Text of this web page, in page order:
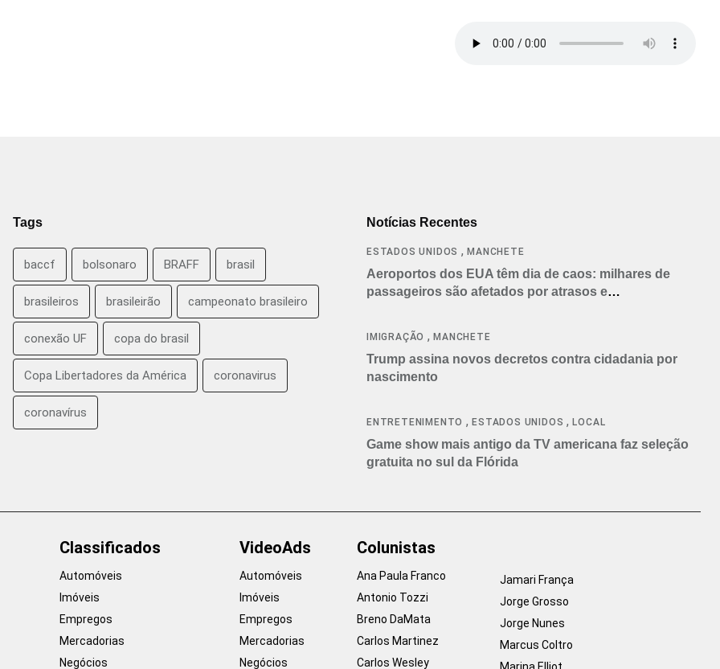
Tags
baccf bolsonaro BRAFF brasil
brasileiros brasileirão campeonato brasileiro
conexão UF copa do brasil
Copa Libertadores da América coronavirus
coronavírus
Notícias Recentes
ESTADOS UNIDOS ,MANCHETE
Aeroportos dos EUA têm dia de caos: milhares de
passageiros são afetados por atrasos e
IMIGRAÇÃO ,MANCHETE
Trump assina novos decretos contra cidadania por
nascimento
ENTRETENIMENTO ,ESTADOS UNIDOS ,LOCAL
Game show mais antigo da TV americana faz seleção
gratuita no sul da Flórida
Classificados
Automóveis
Imóveis
Empregos
Mercadorias
Negócios
VideoAds
Automóveis
Imóveis
Empregos
Mercadorias
Negócios
Colunistas
Ana Paula Franco
Antonio Tozzi
Breno DaMata
Carlos Martinez
Carlos Wesley
Jamari França
Jorge Grosso
Jorge Nunes
Marcus Coltro